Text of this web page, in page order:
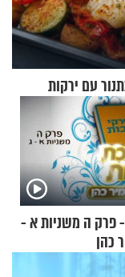
עם ירקות
פרק ה משניות א -
כהן